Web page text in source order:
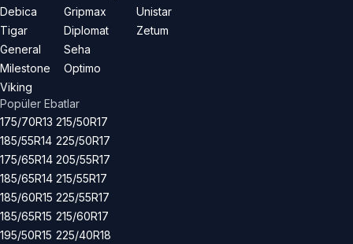
Debica
Tigar
General
Milestone
Viking
Gripmax
Diplomat
Seha
Optimo
Unistar
Zetum
Popüler Ebatlar
175/70R13
185/55R14
175/65R14
185/65R14
185/60R15
185/65R15
195/50R15
215/50R17
225/50R17
205/55R17
215/55R17
225/55R17
215/60R17
225/40R18